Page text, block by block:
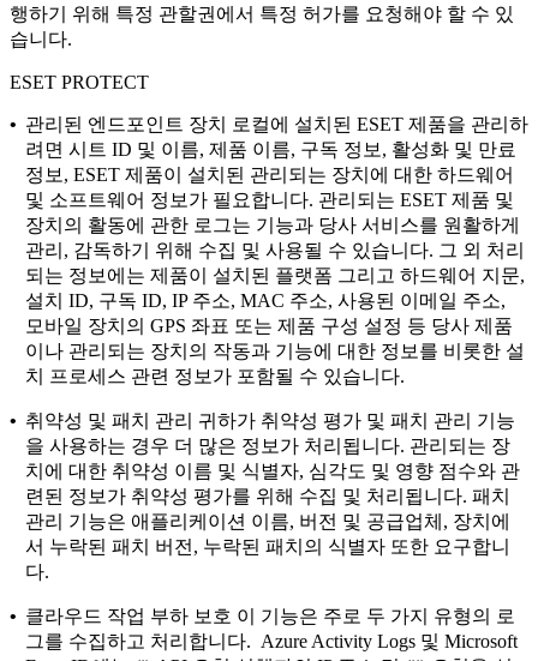
행하기 위해 특정 관할권에서 특정 허가를 요청해야 할 수 있
습니다.
ESET PROTECT
• 관리된 엔드포인트 장치
로컬에 설치된 ESET 제품을 관리하
려면 시트 ID 및 이름, 제품 이름, 구독 정보, 활성화 및 만료
정보, ESET 제품이 설치된 관리되는 장치에 대한 하드웨어
및 소프트웨어 정보가 필요합니다. 관리되는 ESET 제품 및
장치의 활동에 관한 로그는 기능과 당사 서비스를 원활하게
관리, 감독하기 위해 수집 및 사용될 수 있습니다. 그 외 처리
되는 정보에는 제품이 설치된 플랫폼 그리고 하드웨어 지문,
설치 ID, 구독 ID, IP 주소, MAC 주소, 사용된 이메일 주소,
모바일 장치의 GPS 좌표 또는 제품 구성 설정 등 당사 제품
이나 관리되는 장치의 작동과 기능에 대한 정보를 비롯한 설
치 프로세스 관련 정보가 포함될 수 있습니다.
• 취약성 및 패치 관리 귀하가 취약성 평가 및 패치 관리 기능
을 사용하는 경우 더 많은 정보가 처리됩니다. 관리되는 장
치에 대한 취약성 이름 및 식별자, 심각도 및 영향 점수와 관
련된 정보가 취약성 평가를 위해 수집 및 처리됩니다. 패치
관리 기능은 애플리케이션 이름, 버전 및 공급업체, 장치에
서 누락된 패치 버전, 누락된 패치의 식별자 또한 요구합니
다.
• 클라우드 작업 부하 보호 이 기능은 주로 두 가지 유형의 로
그를 수집하고 처리합니다. Azure Activity Logs 및 Microsoft